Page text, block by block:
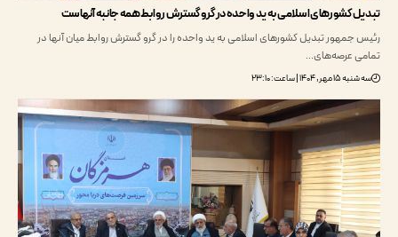
کشورهای اسلامی به ید واحده در گرو گسترش روابط همه جانبه آنهاست
تبدیل کشورهای اسلامی به ید واحده را در گرو گسترش روابط میان آنها در
عرصه‌های…